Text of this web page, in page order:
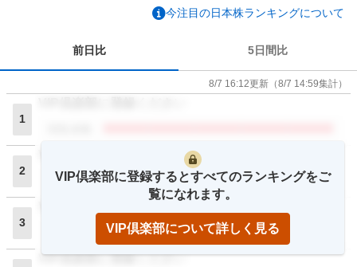
今注目の日本株ランキングについて
前日比 5日間比
8/7 16:12更新 （8/7 14:59集計）
1
2
VIP倶楽部に登録ください
閲覧者数
3
VIP倶楽部に登録ください
VIP倶楽部に登録するとすべてのランキングをご
覧になれます。
VIP倶楽部について詳しく見る